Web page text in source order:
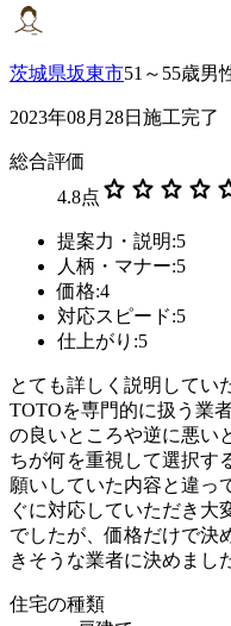
茨城県坂東市51～55歳男
2023年08月28日施工完了
総合評価
4.8点 star star star star
提案力・説明:5
人柄・マナー:5
価格:4
対応スピード:5
仕上がり:5
とても詳しく説明してい
TOTOを専門的に扱う業
の良いところや逆に悪い
ちが何を重視して選択す
願いしていた内容と違っ
ぐに対応していただき大
でしたが、価格だけで決
きそうな業者に決めまし
住宅の種類